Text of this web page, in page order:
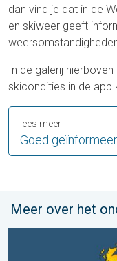
dan vind je dat in de
en skiweer geeft
In de galerij
skicondities in de app
Goed
lees meer
Meer over het
Europese zeeën zijn